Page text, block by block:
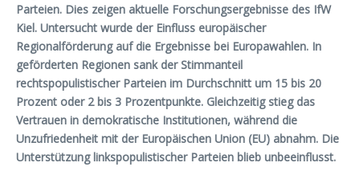
Parteien. Dies zeigen aktuelle Forschungsergebnisse des IfW
Kiel. Untersucht wurde der Einfluss europäischer
Regionalförderung auf die Ergebnisse bei Europawahlen. In
geförderten Regionen sank der Stimmanteil
rechtspopulistischer Parteien im Durchschnitt um 15 bis 20
Prozent oder 2 bis 3 Prozentpunkte. Gleichzeitig stieg das
Vertrauen in demokratische Institutionen, während die
Unzufriedenheit mit der Europäischen Union (EU) abnahm. Die
Unterstützung linkspopulistischer Parteien blieb unbeeinflusst.